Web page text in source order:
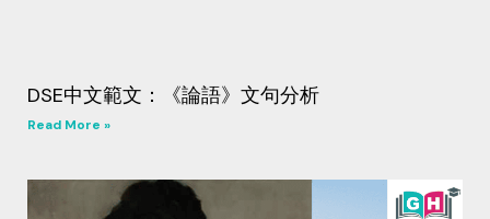
DSE中文範文：《論語》文句分析
Read More »